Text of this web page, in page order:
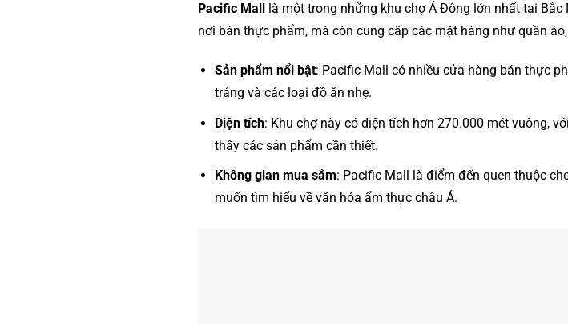
Pacific Mall
là một trong những khu chợ Á Đông lớn nhất tại
nơi bán thực phẩm, mà còn cung cấp các mặt hàng như quần
Sản phẩm nổi bật: Pacific Mall có nhiều cửa hàng bán thực
tráng và các loại đồ ăn nhẹ.
Diện tích: Khu chợ này có diện tích hơn 270.000 mét vuông,
thấy các sản phẩm cần thiết.
Không gian mua sắm: Pacific Mall là điểm đến quen thuộc
muốn tìm hiểu về văn hóa ẩm thực châu Á.